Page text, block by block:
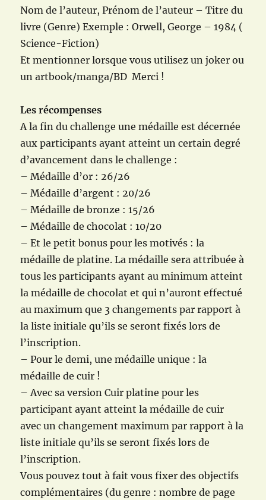
Nom de l’auteur, Prénom de l’auteur – Titre du
livre (Genre) Exemple : Orwell, George – 1984 (
Science-Fiction)
Et mentionner lorsque vous utilisez un joker ou
un artbook/manga/BD Merci !
Les récompenses
A la fin du challenge une médaille est décernée
aux participants ayant atteint un certain degré
d’avancement dans le challenge :
– Médaille d’or : 26/26
– Médaille d’argent : 20/26
– Médaille de bronze : 15/26
– Médaille de chocolat : 10/20
– Et le petit bonus pour les motivés : la
médaille de platine. La médaille sera attribuée à
tous les participants ayant au minimum atteint
la médaille de chocolat et qui n’auront effectué
au maximum que 3 changements par rapport à
la liste initiale qu’ils se seront fixés lors de
l’inscription.
– Pour le demi, une médaille unique : la
médaille de cuir !
– Avec sa version Cuir platine pour les
participant ayant atteint la médaille de cuir
avec un changement maximum par rapport à la
liste initiale qu’ils se seront fixés lors de
l’inscription.
Vous pouvez tout à fait vous fixer des objectifs
complémentaires (du genre : nombre de page